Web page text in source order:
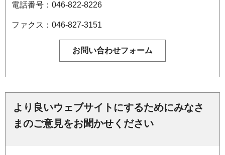
電話番号：046-822-8226
ファクス：046-827-3151
より良いウェブサイトにするためにみなさ
まのご意見をお聞かせください